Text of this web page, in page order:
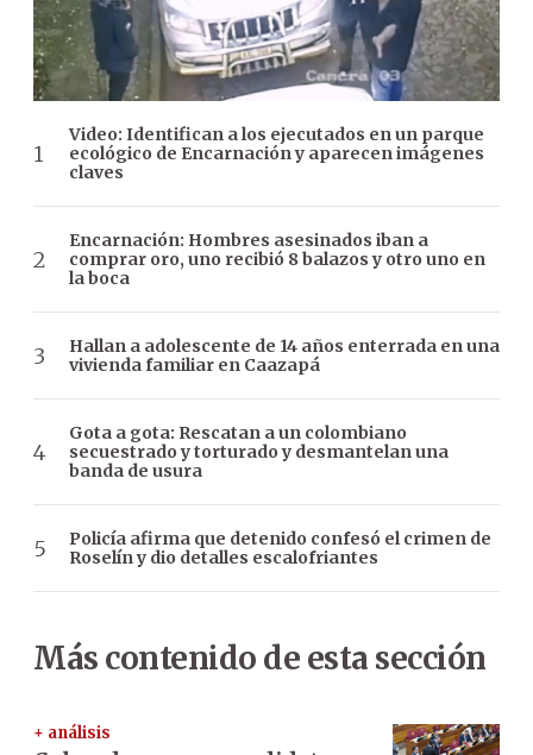
Video: Identifican a los ejecutados en un parque
ecológico de Encarnación y aparecen imágenes
claves
Encarnación: Hombres asesinados iban a
comprar oro, uno recibió 8 balazos y otro uno en
la boca
Hallan a adolescente de 14 años enterrada en una
vivienda familiar en Caazapá
Gota a gota: Rescatan a un colombiano
secuestrado y torturado y desmantelan una
banda de usura
Policía afirma que detenido confesó el crimen de
Roselín y dio detalles escalofriantes
Más contenido de esta sección
+ análisis